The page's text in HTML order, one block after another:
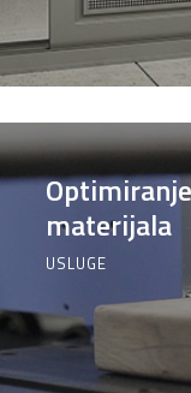
materijala
USLUGE